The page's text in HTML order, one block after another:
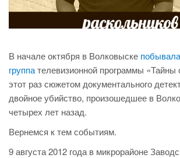
В начале октября в Волковыске
группателевизионной программы «Тайны
этот раз сюжетом документального
двойное убийство, произошедшее в
четырех лет назад.
Вернемся к тем событиям.
9 августа 2012 года в микрорайоне